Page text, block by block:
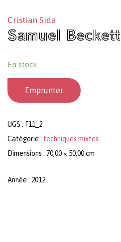
Cristian Sida
Samuel Beckett
En stock
Emprunter
UGS : F11_2
Catégorie : techniques mixtes
Dimensions : 70,00 × 50,00 cm
Année : 2012